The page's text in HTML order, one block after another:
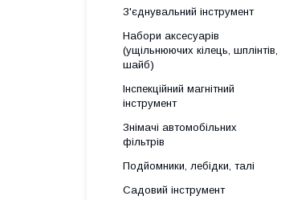
З'єднувальний інструмент
Набори аксесуарів
(ущільнюючих кілець, шплінтів,
шайб)
Інспекційний магнітний
інструмент
Знімачі автомобільних
фільтрів
Подйомники, лебідки, талі
Садовий інструмент